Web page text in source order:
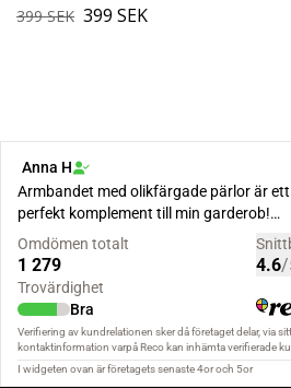
399 SEK 399 SEK